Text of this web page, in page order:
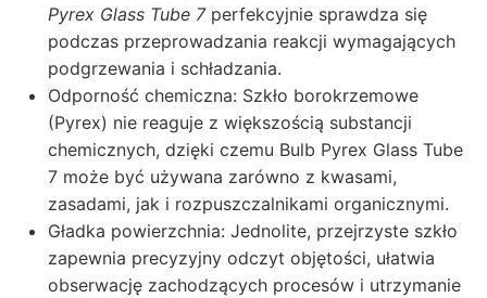
Pyrex Glass Tube 7perfekcyjnie sprawdza się
podczas przeprowadzania reakcji wymagających
podgrzewania i schładzania.
Odporność chemiczna: Szkło borokrzemowe
(Pyrex) nie reaguje z większością substancji
chemicznych, dzięki czemu Bulb Pyrex Glass Tube
7 może być używana zarówno z kwasami,
zasadami, jak i rozpuszczalnikami organicznymi.
Gładka powierzchnia: Jednolite, przejrzyste szkło
zapewnia precyzyjny odczyt objętości, ułatwia
obserwację zachodzących procesów i utrzymanie